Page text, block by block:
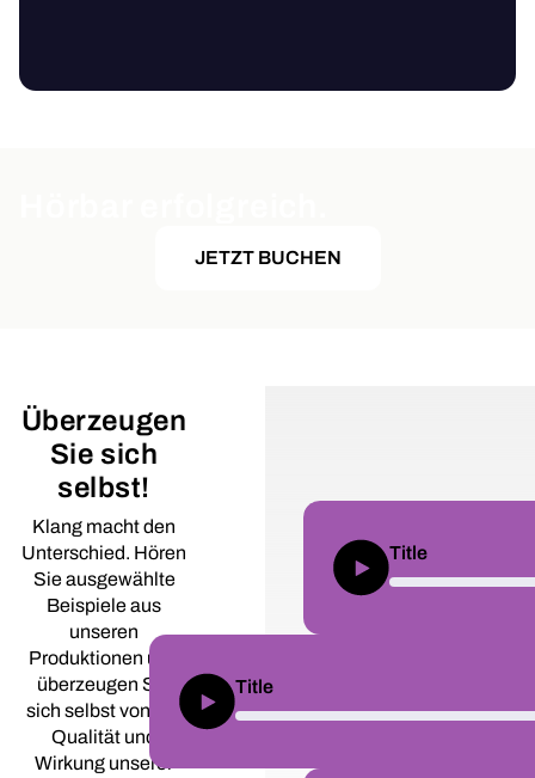
JETZT BUCHEN
Überzeugen
Sie sich
selbst!
Klang macht den
Unterschied. Hören
Sie ausgewählte
Beispiele aus
unseren
Produktionen und
überzeugen Sie
sich selbst von der
Qualität und
Wirkung unserer
Title
Title